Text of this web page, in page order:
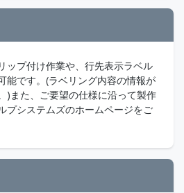
ップ付け作業や、行先表示ラベル
能です。(ラベリング内容の情報が
)また、ご要望の仕様に沿って製作
プシステムズのホームページをご